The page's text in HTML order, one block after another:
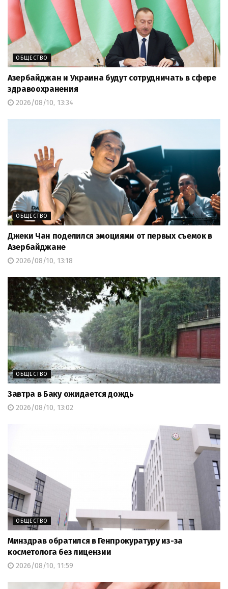
ОБЩЕСТВО
Азербайджан и Украина будут сотрудничать в сфере
здравоохранения
2026/08/10, 13:34
ОБЩЕСТВО
Джеки Чан поделился эмоциями от первых съемок в
Азербайджане
2026/08/10, 13:18
ОБЩЕСТВО
Завтра в Баку ожидается дождь
2026/08/10, 13:02
ОБЩЕСТВО
Минздрав обратился в Генпрокуратуру из-за
косметолога без лицензии
2026/08/10, 11:59